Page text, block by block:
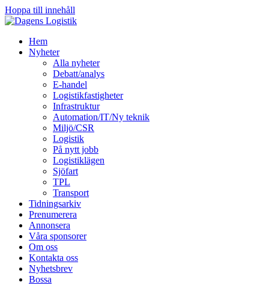
Hoppa till innehåll
Hem
Nyheter
Alla nyheter
Debatt/analys
E-handel
Logistikfastigheter
Infrastruktur
Automation/IT/Ny teknik
Miljö/CSR
Logistik
På nytt jobb
Logistiklägen
Sjöfart
TPL
Transport
Tidningsarkiv
Prenumerera
Annonsera
Våra sponsorer
Om oss
Kontakta oss
Nyhetsbrev
Bossa